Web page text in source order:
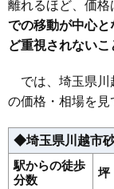
39 寿町
40 寺尾
42 並木新町
44 脇田新町
45 木野目
離れるほど、価格
での移動が中心
ど重視されないこ
では、埼玉県川
の価格・相場を見
◆埼玉県川越市
駅からの徒歩
分数
坪